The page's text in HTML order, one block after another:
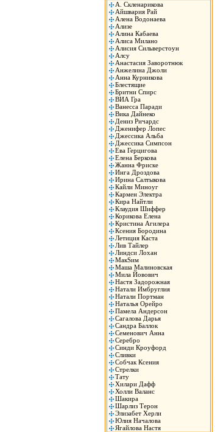
А. Скленарикова
Айшвария Рай
Алена Водонаева
Ализе
Алина Кабаева
Алиса Милано
Алисия Сильверстоун
Алсу
Анастасия Заворотнюк
Анжелина Джоли
Анна Курникова
Блестящие
Бритни Спирс
ВИА Гра
Ванесса Паради
Вика Дайнеко
Дениз Ричардс
Дженифер Лопес
Джессика Альба
Джессика Симпсон
Ева Герцигова
Елена Беркова
Жанна Фриске
Инга Дроздова
Ирина Салтыкова
Кайли Миноуг
Кармен Электра
Кира Найтли
Клаудия Шиффер
Корикова Елена
Кристина Агилера
Ксения Бородина
Летиция Каста
Лив Тайлер
Линдси Лохан
МакSим
Маша Малиновская
Мила Йовович
Настя Задорожная
Натали Имбруглия
Натали Портман
Наталья Орейро
Памела Андерсон
Сагалова Дарья
Сандра Баллок
Семенович Анна
Серебро
Синди Кроуфорд
Сливки
Собчак Ксения
Стрелки
Тату
Хилари Дафф
Холли Валанс
Шакира
Шарлиз Терон
Элизабет Херли
Юлия Началова
Ягайлова Настя